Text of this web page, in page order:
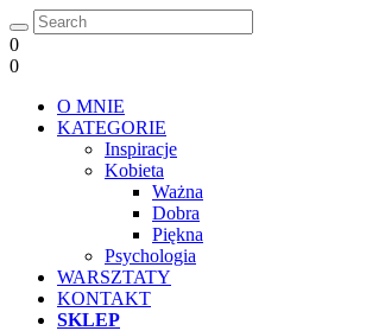
0
0
O MNIE
KATEGORIE
Inspiracje
Kobieta
Ważna
Dobra
Piękna
Psychologia
WARSZTATY
KONTAKT
SKLEP